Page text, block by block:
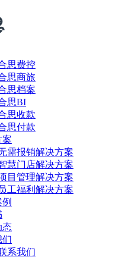
思费控
思商旅
思档案
思BI
思收款
思付款
案
需报销解决方案
慧门店解决方案
目管理解决方案
员工福利解决方案
态
们
系我们